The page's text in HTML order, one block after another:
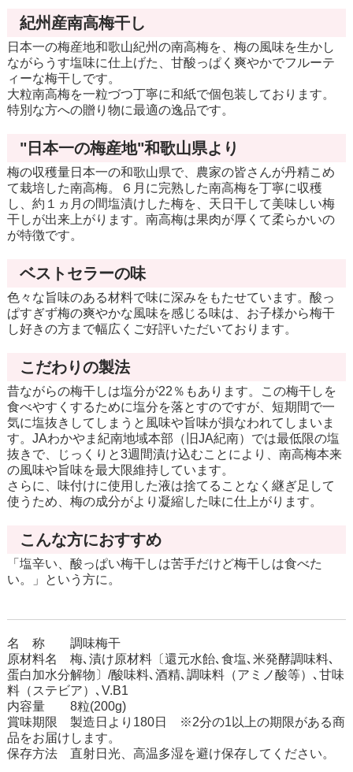
紀州産南高梅干し
日本一の梅産地和歌山紀州の南高梅を、梅の風味を生かし
ながらうす塩味に仕上げた、甘酸っぱく爽やかでフルーテ
ィーな梅干しです。
大粒南高梅を一粒づつ丁寧に和紙で個包装しております。
特別な方への贈り物に最適の逸品です。
"日本一の梅産地"和歌山県より
梅の収穫量日本一の和歌山県で、農家の皆さんが丹精こめ
て栽培した南高梅。６月に完熟した南高梅を丁寧に収穫
し、約１ヵ月の間塩漬けした梅を、天日干して美味しい梅
干しが出来上がります。南高梅は果肉が厚くて柔らかいの
が特徴です。
ベストセラーの味
色々な旨味のある材料で味に深みをもたせています。酸っ
ぱすぎず梅の爽やかな風味を感じる味は、お子様から梅干
し好きの方まで幅広くご好評いただいております。
こだわりの製法
昔ながらの梅干しは塩分が22％もあります。この梅干しを
食べやすくするために塩分を落とすのですが、短期間で一
気に塩抜きしてしまうと風味や旨味が損なわれてしまいま
す。JAわかやま紀南地域本部（旧JA紀南）では最低限の塩
抜きで、じっくりと3週間漬け込むことにより、南高梅本来
の風味や旨味を最大限維持しています。
さらに、味付けに使用した液は捨てることなく継ぎ足して
使うため、梅の成分がより凝縮した味に仕上がります。
こんな方におすすめ
「塩辛い、酸っぱい梅干しは苦手だけど梅干しは食べた
い。」という方に。
名 称 調味梅干
原材料名 梅､漬け原材料〔還元水飴､食塩､米発酵調味料､
蛋白加水分解物〕/酸味料､酒精､調味料（アミノ酸等）､甘味
料（ステビア）､V.B1
内容量 8粒(200g)
賞味期限 製造日より180日 ※2分の1以上の期限がある商
品をお届けします。
保存方法 直射日光、高温多湿を避け保存してください。